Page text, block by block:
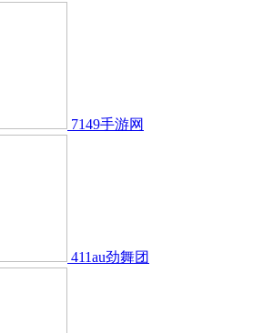
7149手游网
411au劲舞团